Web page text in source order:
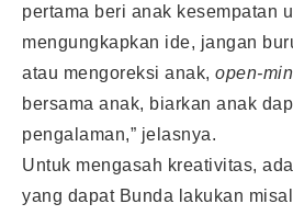
pertama beri anak kesempatan
mengungkapkan ide, jangan
atau mengoreksi anak, open-
bersama anak, biarkan anak
pengalaman,” jelasnya.
Untuk mengasah kreativitas,
yang dapat Bunda lakukan